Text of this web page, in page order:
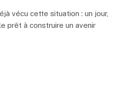
vécu cette situation : un jour,
prêt à construire un avenir